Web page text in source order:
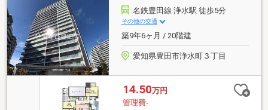
名鉄豊田線 浄水駅 徒歩5分
その他の交通
築9年6ヶ月 / 20階建
愛知県豊田市浄水町３丁目
14.50万円
管理費-